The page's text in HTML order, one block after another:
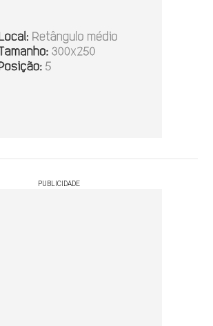
PUBLICIDADE